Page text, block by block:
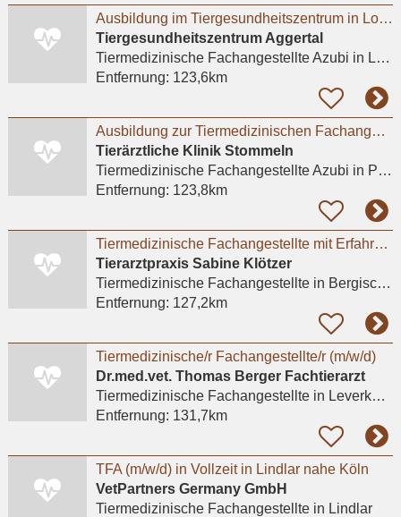
Ausbildung im Tiergesundheitszentrum in Lohmar m/w/d
Tiergesundheitszentrum Aggertal
Tiermedizinische Fachangestellte Azubi in Lohmar, Wahlscheid
Entfernung: 123,6km
Ausbildung zur Tiermedizinischen Fachangestellten (m/w/d) ab August 2026
Tierärztliche Klinik Stommeln
Tiermedizinische Fachangestellte Azubi in Pulheim, Stommeln
Entfernung: 123,8km
Tiermedizinische Fachangestellte mit Erfahrung (m/w/d)
Tierarztpraxis Sabine Klötzer
Tiermedizinische Fachangestelltein Bergisch Gladbach, Bensberg
Entfernung: 127,2km
Tiermedizinische/r Fachangestellte/r (m/w/d)
Dr.med.vet. Thomas Berger Fachtierarzt
Tiermedizinische Fachangestelltein Leverkusen, Küppersteg
Entfernung: 131,7km
TFA (m/w/d) in Vollzeit in Lindlar nahe Köln
VetPartners Germany GmbH
Tiermedizinische Fachangestelltein Lindlar